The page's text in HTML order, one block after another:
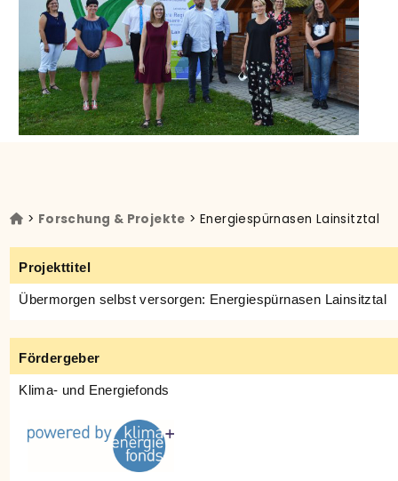
> Forschung & Projekte > Energiespürnasen Lainsitztal
Projekttitel
Übermorgen selbst versorgen: Energiespürnasen Lainsitztal
Fördergeber
Klima- und Energiefonds